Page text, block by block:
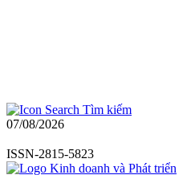
Tìm kiếm
07/08/2026
ISSN-2815-5823